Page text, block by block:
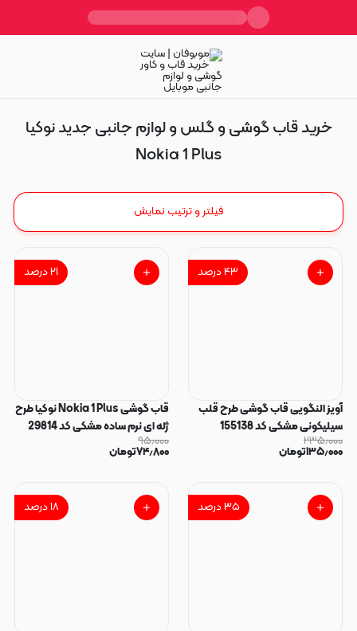
Nokia 1 Plus
خرید قاب گوشی و گلس و لوازم جانبی جدید نوکیا
Nokia 1 Plus
فیلتر و ترتیب نمایش
۴۳درصد
آویز النگویی قاب گوشی طرح قلب
سیلیکونی مشکی کد 155138
۲۳۵٫۰۰۰
۱۳۵٫۰۰۰تومان
۲۱درصد
قاب گوشی Nokia 1 Plus نوکیا طرح
ژله ای نرم ساده مشکی کد 29814
۹۵٫۰۰۰
۷۴٫۸۰۰تومان
۳۵درصد ۱۸درصد